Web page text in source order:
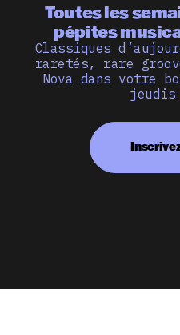
Toutes les
pépites
Classiques
raretés, rare
Nova dans votre
jeudis